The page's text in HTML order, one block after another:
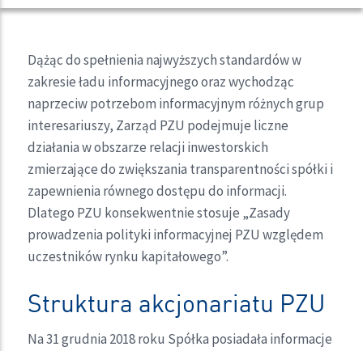
Dążąc do spełnienia najwyższych standardów w
zakresie ładu informacyjnego oraz wychodząc
naprzeciw potrzebom informacyjnym różnych grup
interesariuszy, Zarząd PZU podejmuje liczne
działania w obszarze relacji inwestorskich
zmierzające do zwiększania transparentności spółki i
zapewnienia równego dostępu do informacji.
Dlatego PZU konsekwentnie stosuje „Zasady
prowadzenia polityki informacyjnej PZU względem
uczestników rynku kapitałowego”.
Struktura akcjonariatu PZU
Na 31 grudnia 2018 roku Spółka posiadała informacje